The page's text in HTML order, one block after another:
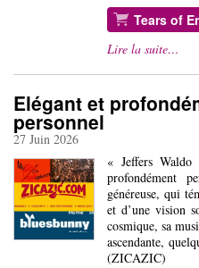
Tears of
Lire la suite…
Elégant et
personnel
27 Juin 2026
« Jeffers
profondément
généreuse, qui
et d’une vision
cosmique, sa
ascendante,
(ZICAZIC)